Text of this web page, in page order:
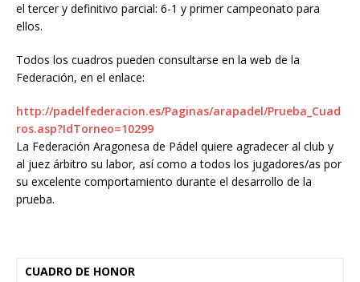
el tercer y definitivo parcial: 6-1 y primer campeonato para
ellos.
Todos los cuadros pueden consultarse en la web de la
Federación, en el enlace:
http://padelfederacion.es/Paginas/arapadel/Prueba_Cuad
ros.asp?IdTorneo=10299
La Federación Aragonesa de Pádel quiere agradecer al club y
al juez árbitro su labor, así como a todos los jugadores/as por
su excelente comportamiento durante el desarrollo de la
prueba.
CUADRO DE HONOR